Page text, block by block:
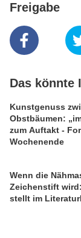
Freigabe
Das könnte
Kunstgenuss
Obstbäumen:
zum Auftakt -
Wochenende
Wenn die
Zeichenstift
stellt im